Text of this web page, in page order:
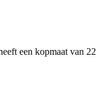
een kopmaat van